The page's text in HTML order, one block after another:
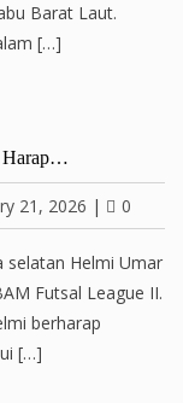
Barat Laut.
[…]
Harap…
21, 2026 | 0
selatan Helmi Umar
Futsal League II.
berharap
[…]